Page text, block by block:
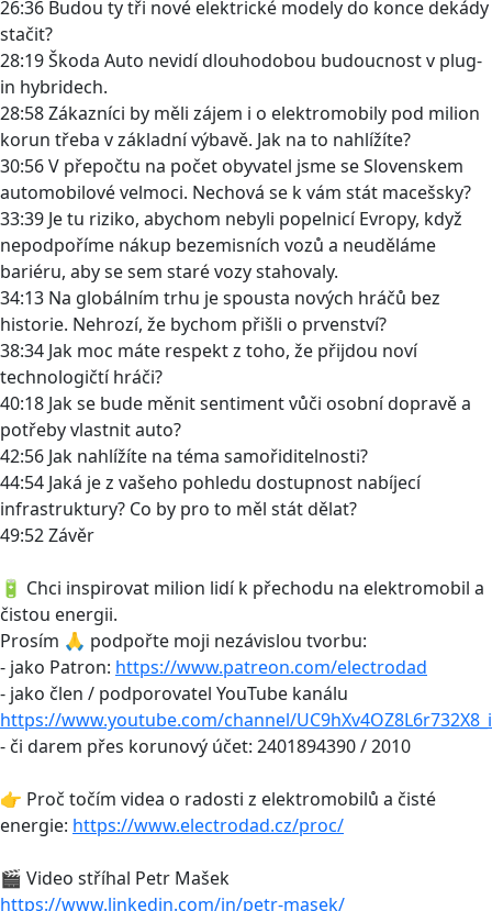
26:36 Budou ty tři nové elektrické modely do konce dekády
stačit?
28:19 Škoda Auto nevidí dlouhodobou budoucnost v plug-
in hybridech.
28:58 Zákazníci by měli zájem i o elektromobily pod milion
korun třeba v základní výbavě. Jak na to nahlížíte?
30:56 V přepočtu na počet obyvatel jsme se Slovenskem
automobilové velmoci. Nechová se k vám stát macešsky?
33:39 Je tu riziko, abychom nebyli popelnicí Evropy, když
nepodpoříme nákup bezemisních vozů a neuděláme
bariéru, aby se sem staré vozy stahovaly.
34:13 Na globálním trhu je spousta nových hráčů bez
historie. Nehrozí, že bychom přišli o prvenství?
38:34 Jak moc máte respekt z toho, že přijdou noví
technologičtí hráči?
40:18 Jak se bude měnit sentiment vůči osobní dopravě a
potřeby vlastnit auto?
42:56 Jak nahlížíte na téma samořiditelnosti?
44:54 Jaká je z vašeho pohledu dostupnost nabíjecí
infrastruktury? Co by pro to měl stát dělat?
49:52 Závěr
🔋 Chci inspirovat milion lidí k přechodu na elektromobil a
čistou energii.
Prosím 🙏 podpořte moji nezávislou tvorbu:
- jako Patron: https://www.patreon.com/electrodad
- jako člen / podporovatel YouTube kanálu
https://www.youtube.com/channel/
- či darem přes korunový účet: 2401894390 / 2010
👉 Proč točím videa o radosti z elektromobilů a čisté
energie: https://www.electrodad.cz/proc/
🎬 Video stříhal Petr Mašek
https://www.linkedin.com/in/petr-masek/